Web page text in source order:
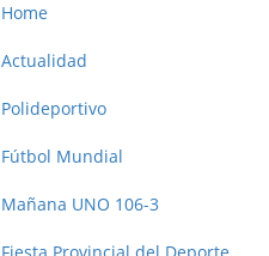
Home
Actualidad
Polideportivo
Fútbol Mundial
Mañana UNO 106-3